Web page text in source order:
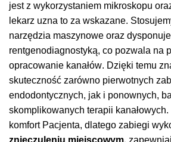
jest z wykorzystaniem mikroskopu
lekarz uzna to za wskazane.
narzędzia maszynowe oraz
rentgenodiagnostyką, co pozwala na
opracowanie kanałów. Dzięki temu
skuteczność zarówno pierwotnych
endodontycznych, jak i ponownych,
skomplikowanych terapii kanałowych.
komfort Pacjenta, dlatego zabiegi